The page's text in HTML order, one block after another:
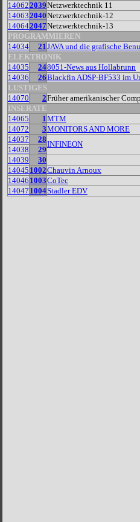
140622039Netzwerktechnik 11
140632040Netzwerktechnik-12
140642047Netzwerktechnik-13
PROGRAMMIEREN
14034
21JAVA und die grafische
ELEKTRONIK
14035
248051-News aus Hollabrunn
14036
26Blackfin ADSP-BF533 im
LUSTIGES
14070
2Früher amerikanischer
INSERATE
14065
1MTM
14072
3MONITORS AND MORE
14037
28
INFINEON
14038
29
14039
30
14045 1002Chauvin Arnoux
14046 1003CoTec
14047 1004Stadler EDV